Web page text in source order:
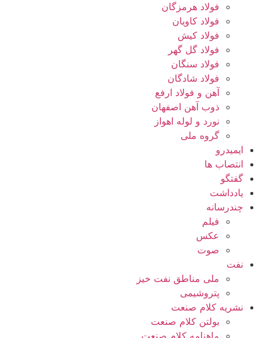
فولاد هرمزگان
فولاد کاویان
فولاد کیش
فولاد گل گهر
فولاد سنگان
فولاد شادگان
آهن و فولاد ارفع
ذوب آهن اصفهان
نورد و لوله اهواز
گروه ملی
ایمیدرو
انتصاب ها
گفتگو
یادداشت
چندرسانه
فیلم
عکس
صوت
نفت
ملی مناطق نفت خیز
پتروشیمی
نشریه کلام صنعت
بولتن کلام صنعت